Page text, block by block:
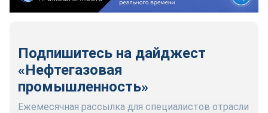
Подпишитесь на дайджест
«Нефтегазовая
промышленность»
Ежемесячная рассылка для специалистов отрасли